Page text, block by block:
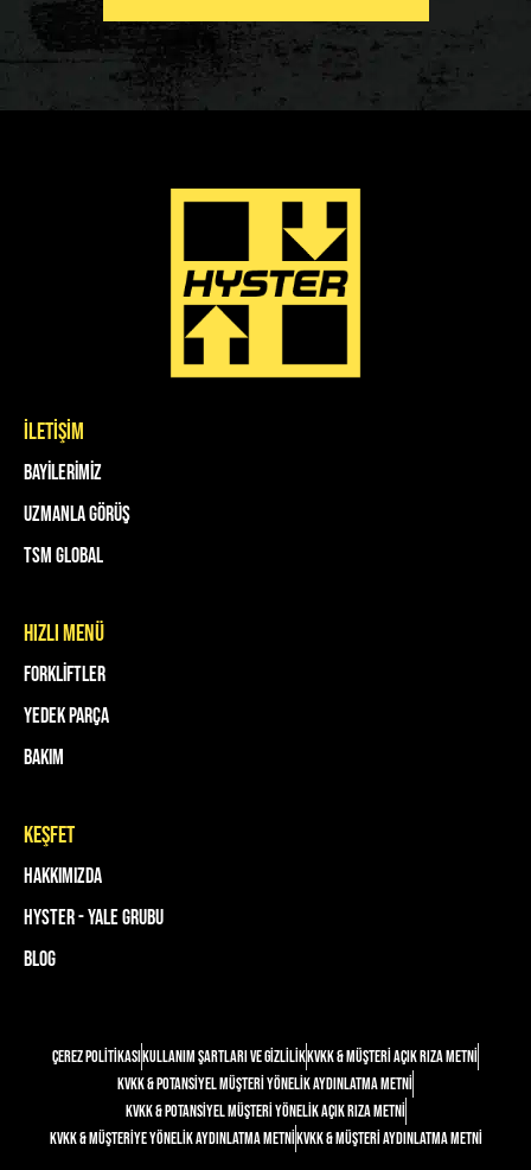
İLETİŞİM
Bayilerimiz
Uzmanla Görüş
TSM Global
HIZLI MENÜ
Forkliftler
Yedek Parça
Bakım
keşfet
Hakkımızda
Hyster - Yale Grubu
Blog
Çerez PolitikasıKullanım Şartları ve GizlilikKVKK & Müşteri Açık Rıza Metni
KVKK & Potansiyel Müşteri Yönelik Aydınlatma Metni
KVKK & Potansiyel Müşteri Yönelik Açık Rıza Metni
KVKK & Müşteriye Yönelik Aydınlatma MetniKVKK & Müşteri Aydınlatma Metni